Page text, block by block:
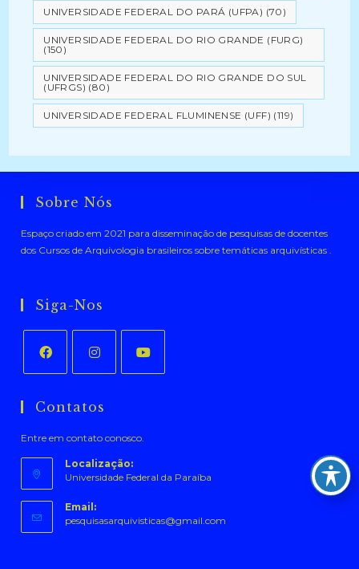
UNIVERSIDADE FEDERAL DO PARÁ (UFPA) (70)
UNIVERSIDADE FEDERAL DO RIO GRANDE (FURG)
(150)
UNIVERSIDADE FEDERAL DO RIO GRANDE DO SUL
(UFRGS) (80)
UNIVERSIDADE FEDERAL FLUMINENSE (UFF) (119)
Sobre Nós
Espaço criado em 2021 para disseminação de pesquisas de docentes
dos Cursos de Arquivologia brasileiros sobre temáticas arquivísticas .
Siga-Nos
em
nova
aba
em
nova
aba
nova
aba
Contatos
Entre em contato conosco.
Localização:
Universidade Federal da Paraíba
Email:
pesquisasarquivisticas@gmail.com